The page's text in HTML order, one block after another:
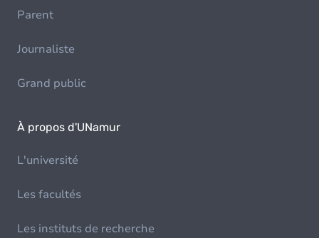
Parent
Journaliste
Grand public
À propos d'UNamur
L'université
Les facultés
Les instituts de recherche